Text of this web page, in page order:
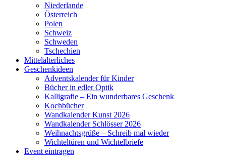
Niederlande
Österreich
Polen
Schweiz
Schweden
Tschechien
Mittelalterliches
Geschenkideen
Adventskalender für Kinder
Bücher in edler Optik
Kalligrafie – Ein wunderbares Geschenk
Kochbücher
Wandkalender Kunst 2026
Wandkalender Schlösser 2026
Weihnachtsgrüße – Schreib mal wieder
Wichteltüren und Wichtelbriefe
Event eintragen